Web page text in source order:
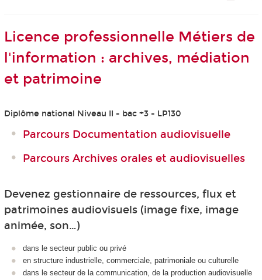
Licence professionnelle Métiers de
l'information : archives, médiation
et patrimoine
Diplôme national Niveau II - bac +3 - LP130
Parcours Documentation audiovisuelle
Parcours Archives orales et audiovisuelles
Devenez gestionnaire de ressources, flux et
patrimoines audiovisuels (image fixe, image
animée, son…)
dans le secteur public ou privé
en structure industrielle, commerciale, patrimoniale ou culturelle
dans le secteur de la communication, de la production audiovisuelle